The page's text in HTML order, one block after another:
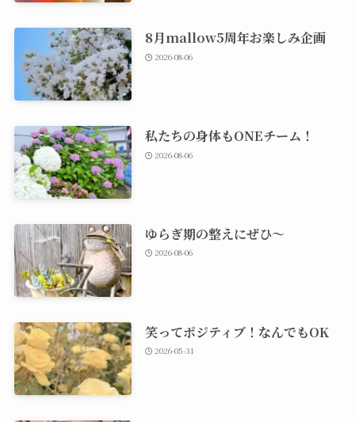
8月mallow5周年お楽しみ企画
2026-08-06
私たちの身体もONEチーム！
2026-08-06
ゆらぎ期の整えにぜひ～
2026-08-06
笑ってポジティブ！なんでもOK
2026-05-31